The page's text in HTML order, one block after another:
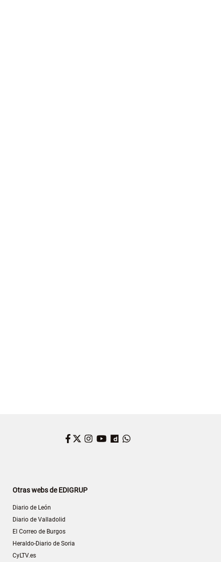
Facebook
Twitter
Instagram
YouTube
Dailymotion
Otras webs de EDIGRUP
Diario de León
Diario de Valladolid
El Correo de Burgos
Heraldo-Diario de Soria
CyLTV.es